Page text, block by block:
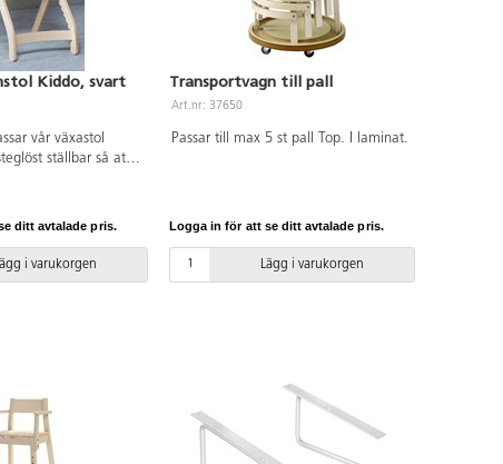
Kiddo, svart
vår växastol
ställbar så att
kan med enkelhet
barn. Bygeln
avtorkning
ditt avtalade pris.
i varukorgen
Transportvagn till pall
Art.nr: 37650
Passar till max 5 st pall Top. I laminat.
Logga in för att se ditt avtalade pris.
Lägg i varukorgen